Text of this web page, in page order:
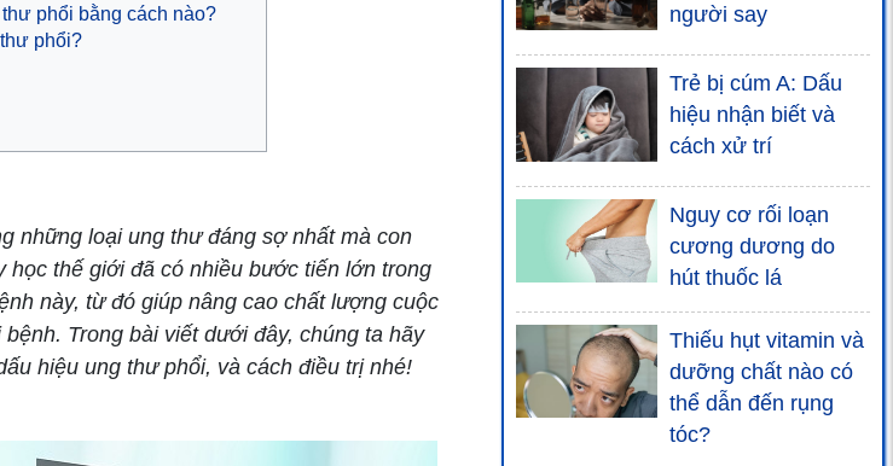
phổi bằng cách nào?
phổi?
những loại ung thư đáng sợ nhất mà con
học thế giới đã có nhiều bước tiến lớn trong
này, từ đó giúp nâng cao chất lượng cuộc
Trong bài viết dưới đây, chúng ta hãy
hiệu ung thư phổi, và cách điều trị nhé!
người say
Trẻ bị cúm A: Dấu
hiệu nhận biết và
cách xử trí
Nguy cơ rối loạn
cương dương do
hút thuốc lá
Thiếu hụt vitamin và
dưỡng chất nào có
thể dẫn đến rụng
tóc?